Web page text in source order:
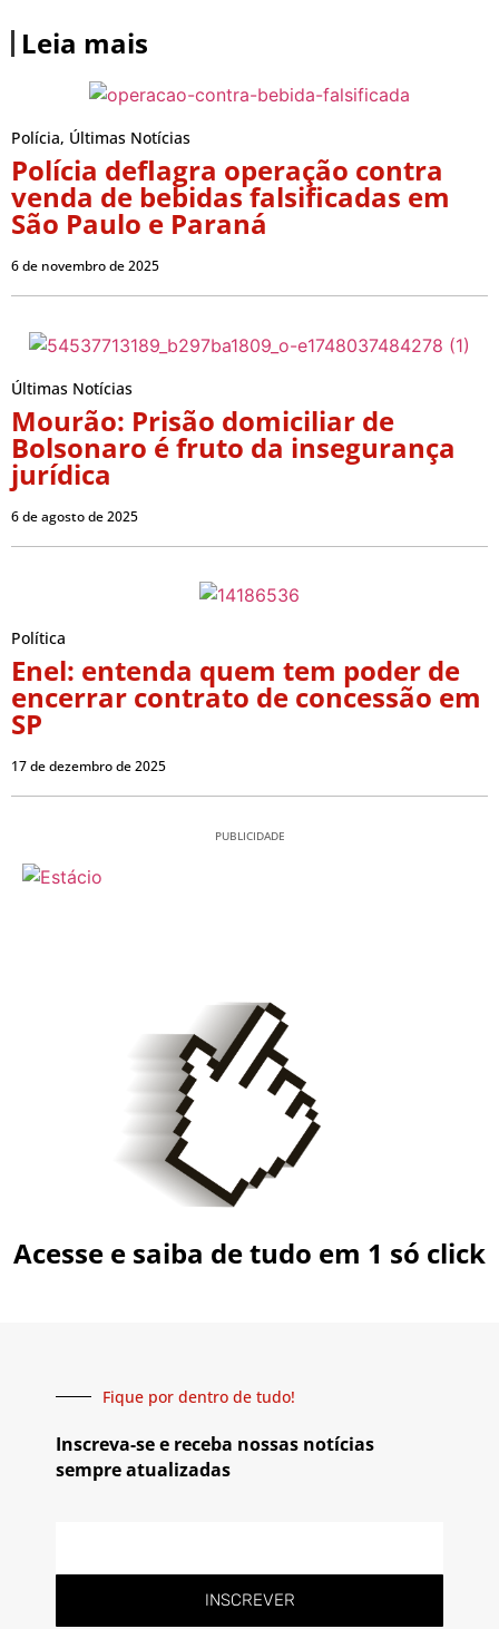
Leia mais
Polícia, Últimas Notícias
Polícia deflagra operação contra
venda de bebidas falsificadas em
São Paulo e Paraná
6 de novembro de 2025
Últimas Notícias
Mourão: Prisão domiciliar de
Bolsonaro é fruto da insegurança
jurídica
6 de agosto de 2025
Política
Enel: entenda quem tem poder de
encerrar contrato de concessão em
SP
17 de dezembro de 2025
PUBLICIDADE
Acesse e saiba de tudo em 1 só click
Fique por dentro de tudo!
Inscreva-se e receba nossas notícias
sempre atualizadas
INSCREVER